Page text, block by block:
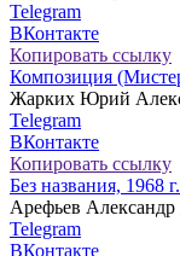
Telegram
ВКонтакте
Копировать ссылку
Композиция
Жарких Юрий
Telegram
ВКонтакте
Копировать ссылку
Без названия, 1968 г.
Арефьев
Telegram
ВКонтакте